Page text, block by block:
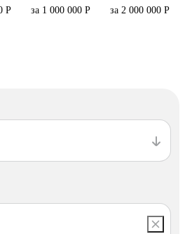
Р за 1 000 000 Р за 2 000 000 Р